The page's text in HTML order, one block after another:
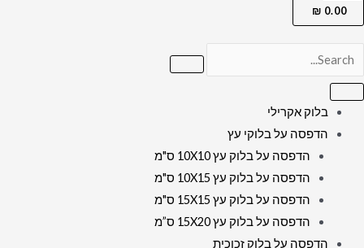
0.00
₪
בלוק אקרילי
הדפסה על בלוקי עץ
הדפסה על בלוק עץ 10X10 ס"מ
הדפסה על בלוק עץ 10X15 ס"מ
הדפסה על בלוק עץ 15X15 ס"מ
הדפסה על בלוק עץ 15X20 ס”מ
הדפסה על בלוק זכוכית